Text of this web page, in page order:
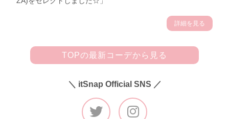
詳細を見る
TOPの最新コーデから見る
＼ itSnap Official SNS ／